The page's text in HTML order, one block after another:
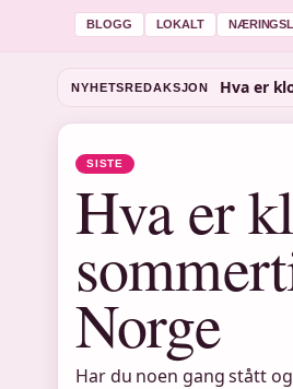
BLOGG LOKALT
NYHETSREDAKSJON
SISTE
Hva er
Norge
Har du noen gang stått